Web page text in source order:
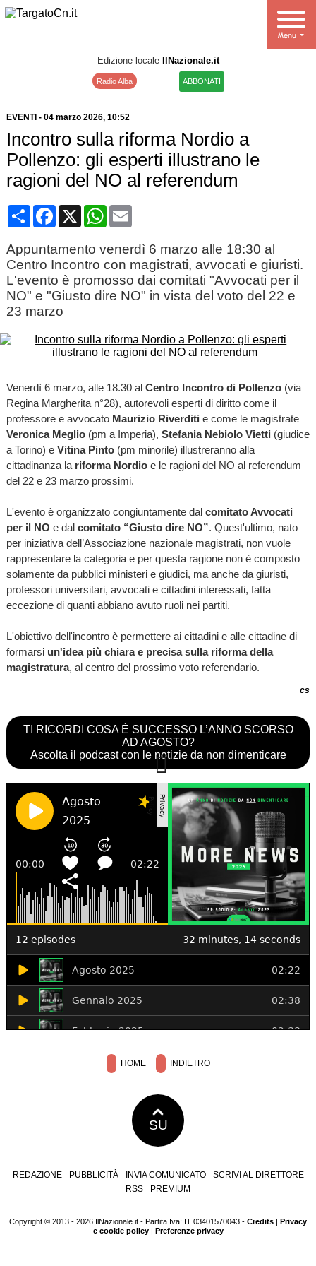
Edizione locale IlNazionale.it
Radio Alba ABBONATI
EVENTI - 04 marzo 2026, 10:52
Incontro sulla riforma Nordio a
Pollenzo: gli esperti illustrano le
ragioni del NO al referendum
CondividiFacebook
X WhatsApp
Email
Appuntamento venerdì 6 marzo alle 18:30 al
Centro Incontro con magistrati, avvocati e giuristi.
L'evento è promosso dai comitati "Avvocati per il
NO" e "Giusto dire NO" in vista del voto del 22 e
23 marzo
Venerdì 6 marzo, alle 18.30 al Centro Incontro di Pollenzo(via
Regina Margherita n°28), autorevoli esperti di diritto come il
professore e avvocato Maurizio Riverditi e come le magistrate
Veronica Meglio(pm a Imperia), Stefania Nebiolo Vietti (giudice
a Torino) e Vitina Pinto(pm minorile) illustreranno alla
cittadinanza la riforma Nordioe le ragioni del NO al referendum
del 22 e 23 marzo prossimi.
L'evento è organizzato congiuntamente dal comitato Avvocati
per il NO e dal comitato “Giusto dire NO”. Quest'ultimo, nato
per iniziativa dell’Associazione nazionale magistrati, non vuole
rappresentare la categoria e per questa ragione non è composto
solamente da pubblici ministeri e giudici, ma anche da giuristi,
professori universitari, avvocati e cittadini interessati, fatta
eccezione di quanti abbiano avuto ruoli nei partiti.
L'obiettivo dell'incontro è permettere ai cittadini e alle cittadine di
formarsi un'idea più chiara e precisa sulla riforma della
magistratura, al centro del prossimo voto referendario.
cs
TI RICORDI COSA È SUCCESSO L’ANNO SCORSO
AD AGOSTO?
Ascolta il podcast con le notizie da non dimenticare
HOME INDIETRO
SU
REDAZIONE PUBBLICITÀ INVIA COMUNICATO
SCRIVI AL DIRETTORE
RSS
PREMIUM
Copyright © 2013 - 2026 IlNazionale.it - Partita Iva: IT 03401570043 - Credits | Privacy
e cookie policy| Preferenze privacy